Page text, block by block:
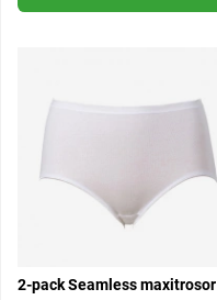
2-pack Seamless maxitrosor